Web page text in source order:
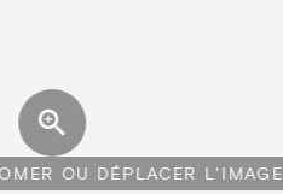
OU DÉPLACER L'IMAGE